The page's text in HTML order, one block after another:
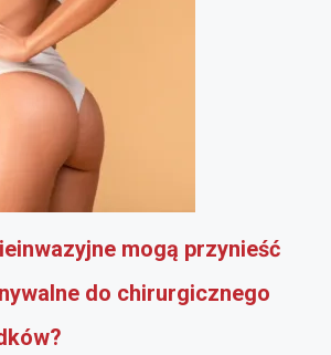
mogą przynieść
do chirurgicznego